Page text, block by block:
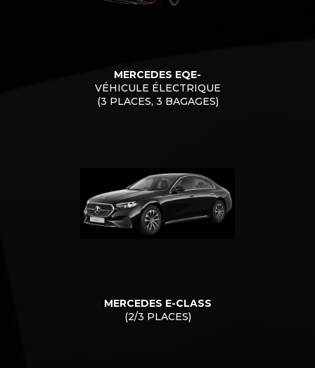
MERCEDES EQE-
VÉHICULE ÉLECTRIQUE
(3 PLACES, 3 BAGAGES)
MERCEDES E-CLASS
(2/3 PLACES)